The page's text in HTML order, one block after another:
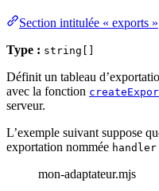
Section intitulée « exports »
Type : string[]
Définit un tableau
avec la fonction
serveur.
L’exemple suivant suppose
exportation nommée handler
mon-adaptateur.mjs